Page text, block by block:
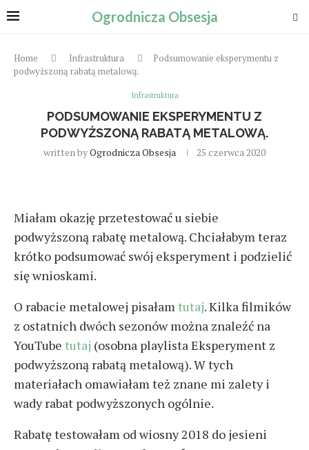
Ogrodnicza Obsesja
Home Infrastruktura
Podsumowanie eksperymentu z
podwyższoną rabatą metalową.
Infrastruktura
PODSUMOWANIE EKSPERYMENTU Z
PODWYŻSZONĄ RABATĄ METALOWĄ.
written byOgrodnicza Obsesja 25 czerwca 2020
Miałam okazję przetestować u siebie
podwyższoną rabatę metalową. Chciałabym teraz
krótko podsumować swój eksperyment i podzielić
się wnioskami.
O rabacie metalowej pisałamtutaj. Kilka filmików
z ostatnich dwóch sezonów można znaleźć na
YouTube tutaj (osobna playlista Eksperyment z
podwyższoną rabatą metalową). W tych
materiałach omawiałam też znane mi zalety i
wady rabat podwyższonych ogólnie.
Rabatę testowałam od wiosny 2018 do jesieni